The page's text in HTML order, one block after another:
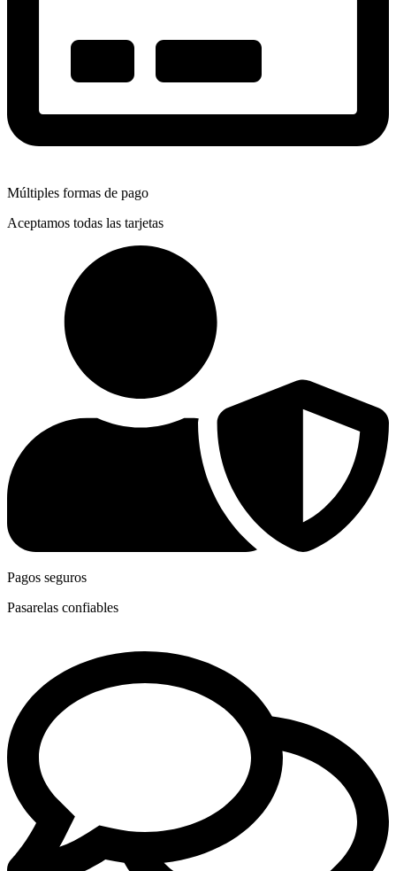
Múltiples formas de pago
Aceptamos todas las tarjetas
Pagos seguros
Pasarelas confiables